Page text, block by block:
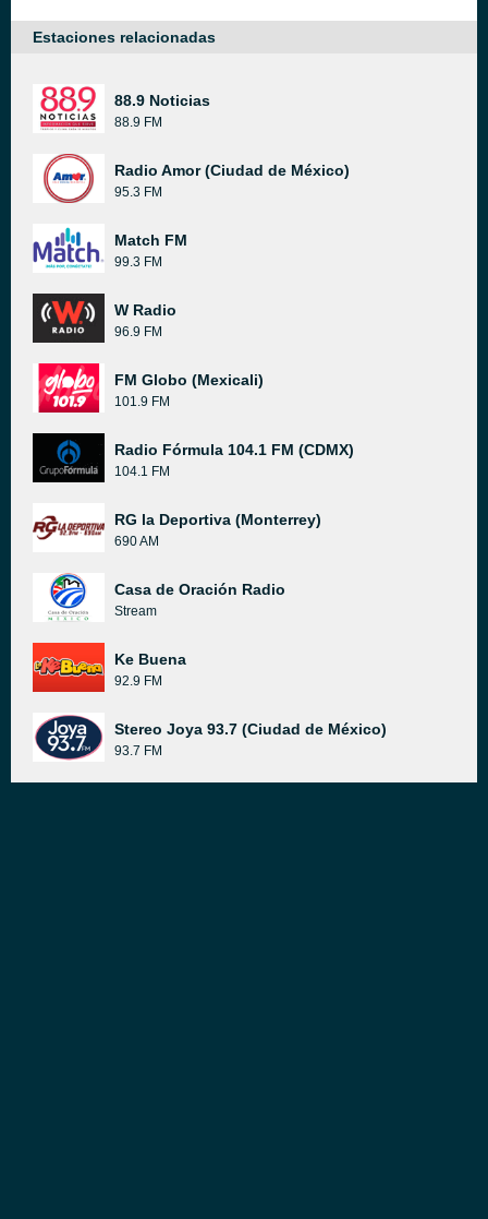
Estaciones relacionadas
88.9 Noticias
88.9 FM
Radio Amor (Ciudad de México)
95.3 FM
Match FM
99.3 FM
W Radio
96.9 FM
FM Globo (Mexicali)
101.9 FM
Radio Fórmula 104.1 FM (CDMX)
104.1 FM
RG la Deportiva (Monterrey)
690 AM
Casa de Oración Radio
Stream
Ke Buena
92.9 FM
Stereo Joya 93.7 (Ciudad de México)
93.7 FM